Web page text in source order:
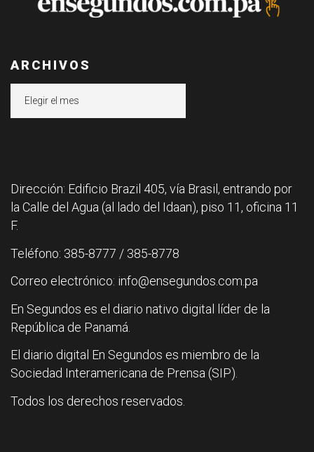
ARCHIVOS
Dirección: Edificio Brazil 405, vía Brasil, entrando por
la Calle del Agua (al lado del Idaan), piso 11, oficina 11
F.
Teléfono: 385-8777 / 385-8778
Correo electrónico: info@ensegundos.com.pa
En Segundos es el diario nativo digital líder de la
República de Panamá.
El diario digital En Segundos es miembro de la
Sociedad Interamericana de Prensa (SIP).
Todos los derechos reservados.